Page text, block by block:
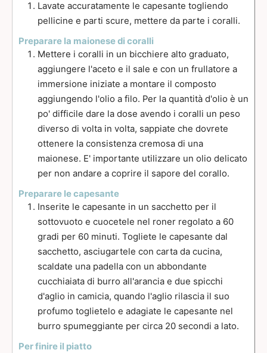
Lavate accuratamente le capesante togliendo
pellicine e parti scure, mettere da parte i coralli.
Preparare la maionese di coralli
Mettere i coralli in un bicchiere alto graduato,
aggiungere l'aceto e il sale e con un frullatore a
immersione iniziate a montare il composto
aggiungendo l'olio a filo. Per la quantità d'olio è un
po' difficile dare la dose avendo i coralli un peso
diverso di volta in volta, sappiate che dovrete
ottenere la consistenza cremosa di una
maionese. E' importante utilizzare un olio delicato
per non andare a coprire il sapore del corallo.
Preparare le capesante
Inserite le capesante in un sacchetto per il
sottovuoto e cuocetele nel roner regolato a 60
gradi per 60 minuti. Togliete le capesante dal
sacchetto, asciugartele con carta da cucina,
scaldate una padella con un abbondante
cucchiaiata di burro all'arancia e due spicchi
d'aglio in camicia, quando l'aglio rilascia il suo
profumo toglietelo e adagiate le capesante nel
burro spumeggiante per circa 20 secondi a lato.
Per finire il piatto